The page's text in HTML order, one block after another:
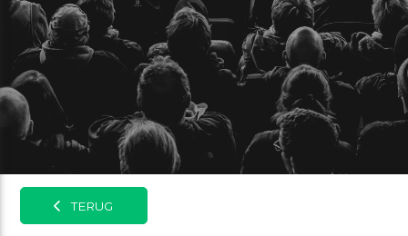
TERUG